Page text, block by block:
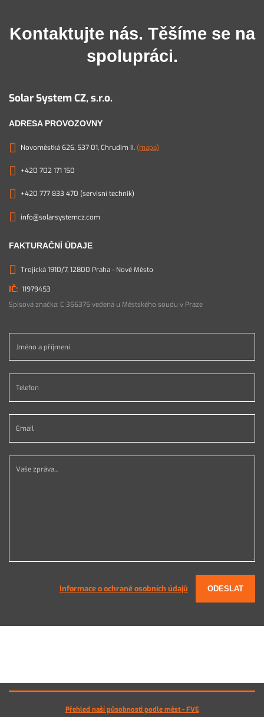
Kontaktujte nás. Těšíme se na
spolupráci.
Solar System CZ, s.r.o.
ADRESA PROVOZOVNY
Novoměstká 626, 537 01, Chrudim II. (mapa)
+420 702 171 150
+420 777 833 470 (servisní technik)
info@solarsystemcz.com
FAKTURAČNÍ ÚDAJE
Trojická 1910/7, 12800 Praha - Nové Město
11979453
Spisová značka: C 356375 vedená u Městského soudu v Praze
Jméno a příjmení *
Telefon *
Email *
Vaše zpráva...
Informace o ochraně osobních údajů ODESLAT
Přehled naší působnosti podle měst - FVE